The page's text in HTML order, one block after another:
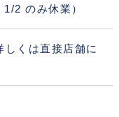
2 のみ休業）
くは直接店舗に